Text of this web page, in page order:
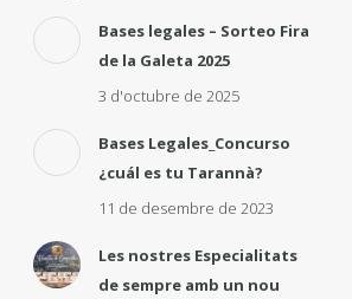
Bases legales – Sorteo Fira
de la Galeta 2025
3 d'octubre de 2025
Bases Legales_Concurso
¿cuál es tu Tarannà?
11 de desembre de 2023
Les nostres Especialitats
de sempre amb un nou